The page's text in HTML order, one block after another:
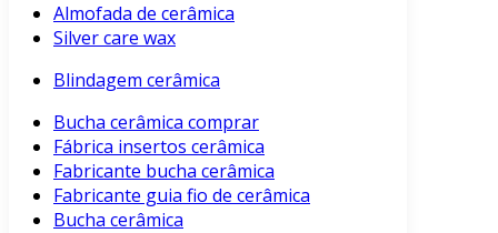
Almofada de cerâmica
Silver care wax
Blindagem cerâmica
Bucha cerâmica comprar
Fábrica insertos cerâmica
Fabricante bucha cerâmica
Fabricante guia fio de cerâmica
Bucha cerâmica